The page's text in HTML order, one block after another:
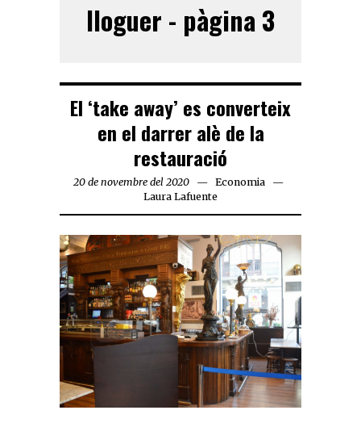
lloguer - pàgina 3
El ‘take away’ es converteix
en el darrer alè de la
restauració
20 de novembre del 2020
Economia
Laura Lafuente